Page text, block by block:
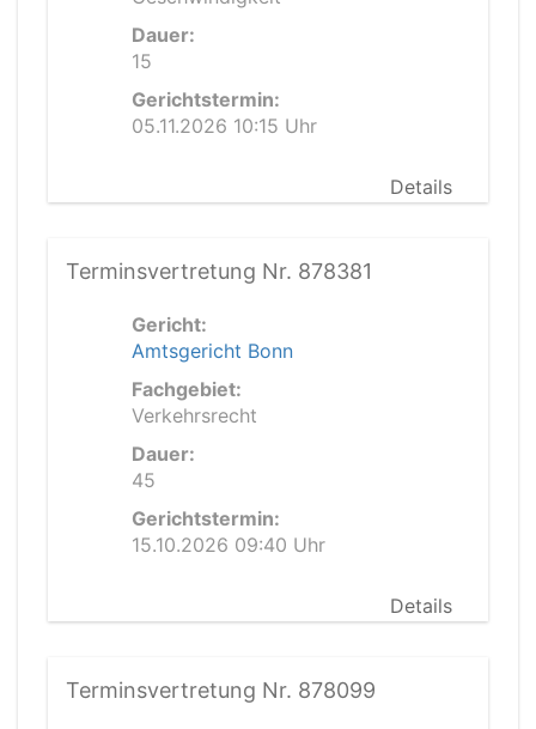
Dauer:
15
Gerichtstermin:
05.11.2026 10:15 Uhr
Details
Terminsvertretung Nr. 878381
Gericht:
Amtsgericht Bonn
Fachgebiet:
Verkehrsrecht
Dauer:
45
Gerichtstermin:
15.10.2026 09:40 Uhr
Details
Terminsvertretung Nr. 878099